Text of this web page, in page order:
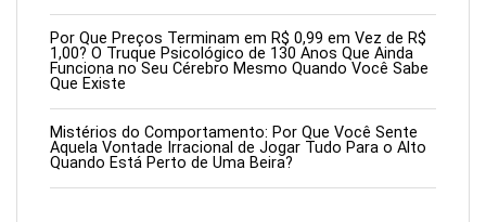
Por Que Preços Terminam em R$ 0,99 em Vez de R$
1,00? O Truque Psicológico de 130 Anos Que Ainda
Funciona no Seu Cérebro Mesmo Quando Você Sabe
Que Existe
Mistérios do Comportamento: Por Que Você Sente
Aquela Vontade Irracional de Jogar Tudo Para o Alto
Quando Está Perto de Uma Beira?